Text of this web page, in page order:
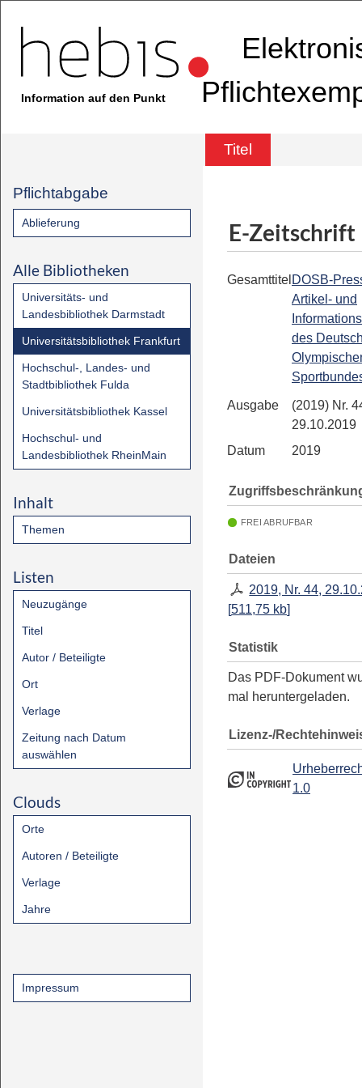
Information auf den Punkt
Titel
Pflichtabgabe
Ablieferung
Alle Bibliotheken
Universitäts- und
Landesbibliothek Darmstadt
Universitätsbibliothek Frankfurt
Hochschul-, Landes- und
Stadtbibliothek Fulda
Universitätsbibliothek Kassel
Hochschul- und
Landesbibliothek RheinMain
Inhalt
Themen
Listen
Neuzugänge
Titel
Autor / Beteiligte
Ort
Verlage
Zeitung nach Datum
auswählen
Clouds
Orte
Autoren / Beteiligte
Verlage
Jahre
Impressum
E-Zeitschrift
Gesamttitel DOSB-
Artikel- und
des
Ausgabe
(2019) Nr.
29.10.2019
Datum
2019
FREI ABRUFBAR
Dateien
2019, Nr. 44,
[511,75 kb]
Statistik
Das PDF-Dokument
mal heruntergeladen.
Lizenz-/
1.0